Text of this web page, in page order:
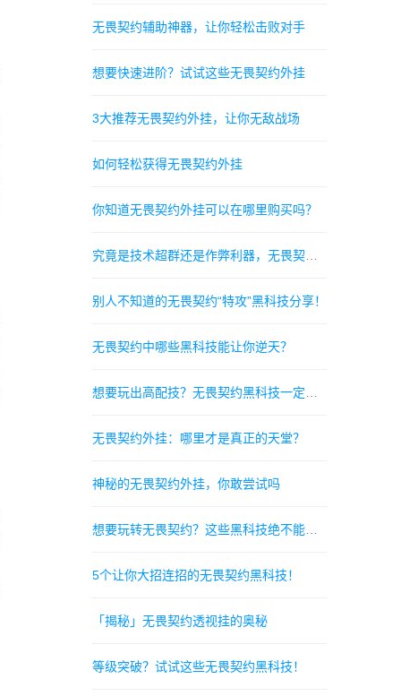
无畏契约辅助神器，让你轻松击败对手
想要快速进阶？试试这些无畏契约外挂
3大推荐无畏契约外挂，让你无敌战场
如何轻松获得无畏契约外挂
你知道无畏契约外挂可以在哪里购买吗？
究竟是技术超群还是作弊利器，无畏契约透视挂大揭秘！
别人不知道的无畏契约“特攻”黑科技分享！
无畏契约中哪些黑科技能让你逆天？
无畏契约外挂：哪里才是真正的天堂？
神秘的无畏契约外挂，你敢尝试吗
想要玩转无畏契约？这些黑科技绝不能错过！
5个让你大招连招的无畏契约黑科技！
「揭秘」无畏契约透视挂的奥秘
等级突破？试试这些无畏契约黑科技！